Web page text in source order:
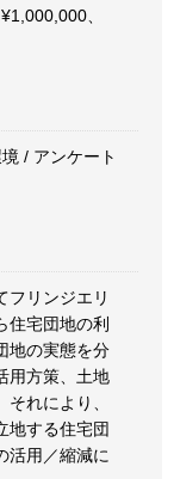
、
/ アンケート
フリンジエリ
住宅団地の利
地の実態を分
用方策、土地
れにより、
地する住宅団
活用／縮減に